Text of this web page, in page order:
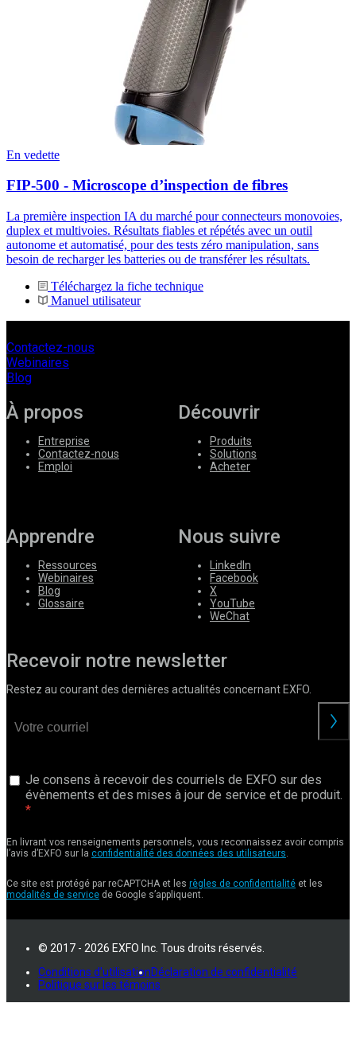
En vedette
FIP-500 - Microscope d’inspection de fibres
La première inspection IA du marché pour connecteurs monovoies,
duplex et multivoies. Résultats fiables et répétés avec un outil
autonome et automatisé, pour des tests zéro manipulation, sans
besoin de recharger les batteries ou de transférer les résultats.
Téléchargez la fiche technique
Manuel utilisateur
Contactez-nous
Webinaires
Blog
À propos
Entreprise
Contactez-nous
Emploi
Découvrir
Produits
Solutions
Acheter
Apprendre
Ressources
Webinaires
Blog
Glossaire
Nous suivre
LinkedIn
Facebook
X
YouTube
WeChat
Recevoir notre newsletter
Restez au courant des dernières actualités concernant EXFO.
Je consens à recevoir des courriels de EXFO sur des
évènements et des mises à jour de service et de produit.
En livrant vos renseignements personnels, vous reconnaissez avoir compris
l’avis d’EXFO sur la confidentialité des données des utilisateurs.
Ce site est protégé par reCAPTCHA et les règles de confidentialité et les
modalités de service de Google s’appliquent.
© 2017 - 2026 EXFO Inc. Tous droits réservés.
Conditions d'utilisationDéclaration de confidentialité
Politique sur les témoins